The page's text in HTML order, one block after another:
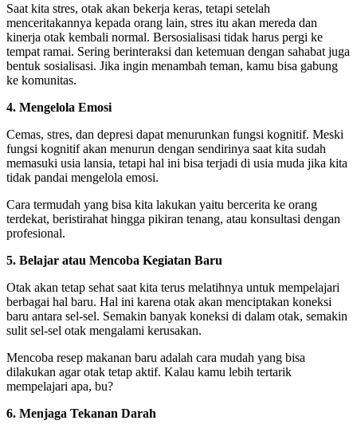
Saat kita stres, otak akan bekerja keras, tetapi setelah
menceritakannya kepada orang lain, stres itu akan mereda dan
kinerja otak kembali normal. Bersosialisasi tidak harus pergi ke
tempat ramai. Sering berinteraksi dan ketemuan dengan sahabat juga
bentuk sosialisasi. Jika ingin menambah teman, kamu bisa gabung
ke komunitas.
4. Mengelola Emosi
Cemas, stres, dan depresi dapat menurunkan fungsi kognitif. Meski
fungsi kognitif akan menurun dengan sendirinya saat kita sudah
memasuki usia lansia, tetapi hal ini bisa terjadi di usia muda jika kita
tidak pandai mengelola emosi.
Cara termudah yang bisa kita lakukan yaitu bercerita ke orang
terdekat, beristirahat hingga pikiran tenang, atau konsultasi dengan
profesional.
5. Belajar atau Mencoba Kegiatan Baru
Otak akan tetap sehat saat kita terus melatihnya untuk mempelajari
berbagai hal baru. Hal ini karena otak akan menciptakan koneksi
baru antara sel-sel. Semakin banyak koneksi di dalam otak, semakin
sulit sel-sel otak mengalami kerusakan.
Mencoba resep makanan baru adalah cara mudah yang bisa
dilakukan agar otak tetap aktif. Kalau kamu lebih tertarik
mempelajari apa, bu?
6. Menjaga Tekanan Darah